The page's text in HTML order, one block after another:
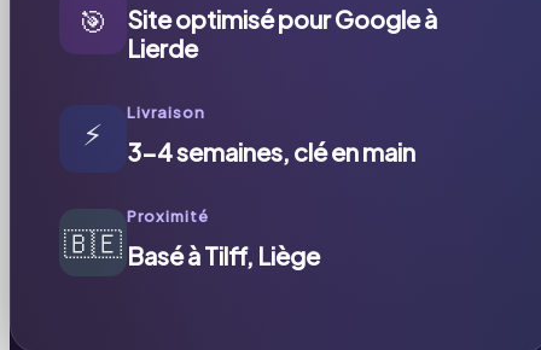
🎯
Site optimisé pour Google à
Lierde
⚡
Livraison
3-4 semaines, clé en main
🇧🇪
Proximité
Basé à Tilff, Liège